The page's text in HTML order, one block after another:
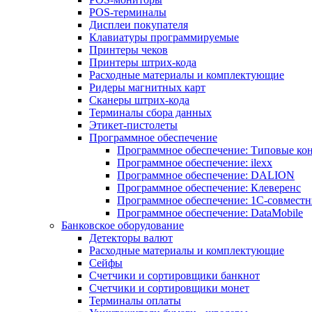
POS-терминалы
Дисплеи покупателя
Клавиатуры программируемые
Принтеры чеков
Принтеры штрих-кода
Расходные материалы и комплектующие
Ридеры магнитных карт
Сканеры штрих-кода
Терминалы сбора данных
Этикет-пистолеты
Программное обеспечение
Программное обеспечение: Типовые
Программное обеспечение: ilexx
Программное обеспечение: DALION
Программное обеспечение: Клеверенс
Программное обеспечение: 1С-
Программное обеспечение: DataMobile
Банковское оборудование
Детекторы валют
Расходные материалы и комплектующие
Сейфы
Счетчики и сортировщики банкнот
Счетчики и сортировщики монет
Терминалы оплаты